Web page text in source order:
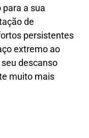
a sua
de
persistentes
extremo ao
descanso
muito mais